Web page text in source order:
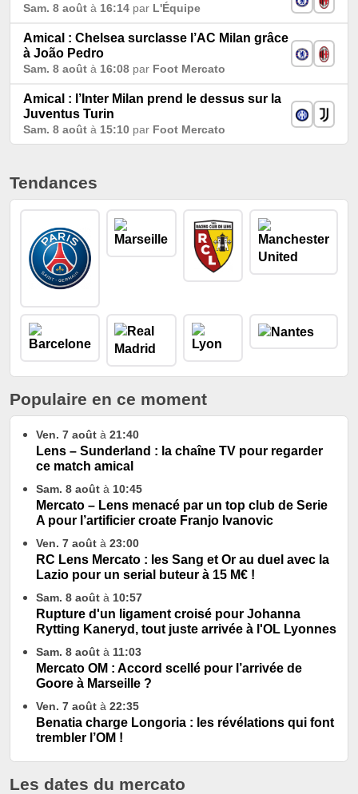
Sam. 8 août à 16:14 par L'Équipe
Amical : Chelsea surclasse l’AC Milan grâce
à João Pedro
Sam. 8 août à 16:08 par Foot Mercato
Amical : l’Inter Milan prend le dessus sur la
Juventus Turin
Sam. 8 août à 15:10 par Foot Mercato
Tendances
Populaire en ce moment
Ven. 7 août à 21:40
Lens – Sunderland : la chaîne TV pour regarder
ce match amical
Sam. 8 août à 10:45
Mercato – Lens menacé par un top club de Serie
A pour l’artificier croate Franjo Ivanovic
Ven. 7 août à 23:00
RC Lens Mercato : les Sang et Or au duel avec la
Lazio pour un serial buteur à 15 M€ !
Sam. 8 août à 10:57
Rupture d'un ligament croisé pour Johanna
Rytting Kaneryd, tout juste arrivée à l'OL Lyonnes
Sam. 8 août à 11:03
Mercato OM : Accord scellé pour l’arrivée de
Goore à Marseille ?
Ven. 7 août à 22:35
Benatia charge Longoria : les révélations qui font
trembler l’OM !
Les dates du mercato